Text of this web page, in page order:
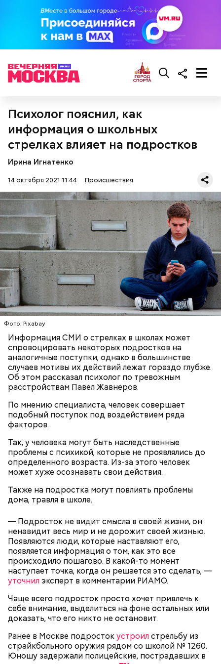
Психолог пояснил, как
информация о школьных
стрелках влияет на подростков
Ирина Игнатенко
14 октября 2021 11:44 Происшествия
Фото: Pixabay
Информация СМИ о стрелках в школах может
спровоцировать некоторых подростков на
аналогичные поступки, однако в большинстве
случаев мотивы их действий лежат гораздо глубже.
Об этом рассказал психолог по тревожным
расстройствам Павел Жавнеров.
По мнению специалиста, человек совершает
подобный поступок под воздействием ряда
факторов.
Так, у человека могут быть наследственные
проблемы с психикой, которые не проявлялись до
определенного возраста. Из-за этого человек
может хуже осознавать свои действия.
Также на подростка могут повлиять проблемы
дома, травля в школе.
— Подросток не видит смысла в своей жизни, он
ненавидит весь мир и не дорожит своей жизнью.
Появляются люди, которые наставляют его,
появляется информация о том, как это все
происходило пошагово. В какой-то момент
наступает точка, когда он решается это сделать, —
уточнилэксперт в комментарии РИАМО.
Чаще всего подросток просто хочет привлечь к
себе внимание, выделиться на фоне остальных или
доказать, что его никто не остановит.
Ранее в Москве подростокустроилстрельбу из
страйкбольного оружия рядом со школой № 1260.
Юношу задержали полицейские, пострадавших в
Примечательно, что уровень уголовных дел по ДТП
сократился почти на 9 процентов по сравнению с
прошлым годом. В том же периоде прошлого года
Также, по словам представителя ведомства, с
зарегистрировано 1243 преступления,
предусмотренного статьей 264.1 УК РФ
состоянии опьянения лицом, подвергнутым
административному наказанию или имеющим
судимость»).
До этого в столичной ГИБДДсоставили портрет
типичного нарушителя правил дорожного
движения (ПДД). «Рядовым» нарушителем оказался
мужчина в возрасте 26–35 лет со стажем вождения
более 10 лет, имеющий среднее специальное
образование и рабочую профессию.